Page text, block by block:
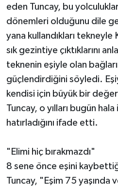
eden Tuncay, bu
dönemleri olduğunu dile
yana kullandıkları
sık gezintiye çıktıklarını
teknenin eşiyle olan
güçlendirdiğini söyledi.
kendisi için büyük bir değer
Tuncay, o yılları bugün
hatırladığını ifade etti.
"Elimi hiç bırakmazdı"
8 sene önce eşini
Tuncay, "Eşim 75 yaşında